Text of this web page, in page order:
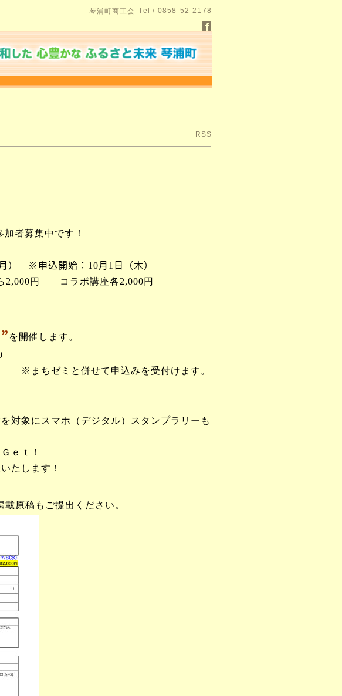
琴浦町商工会 Tel / 0858-52-2178
RSS
加者募集中です！
） ※申込開始： 10月 1 日（木）
2,000円 コラボ講座各2,000円
を開催します。
ト
※まちゼミと併せて申込みを受付けます。
対象にスマホ（デジタル）スタンプラリーも
ｅｔ！
たします！
原稿もご提出ください。